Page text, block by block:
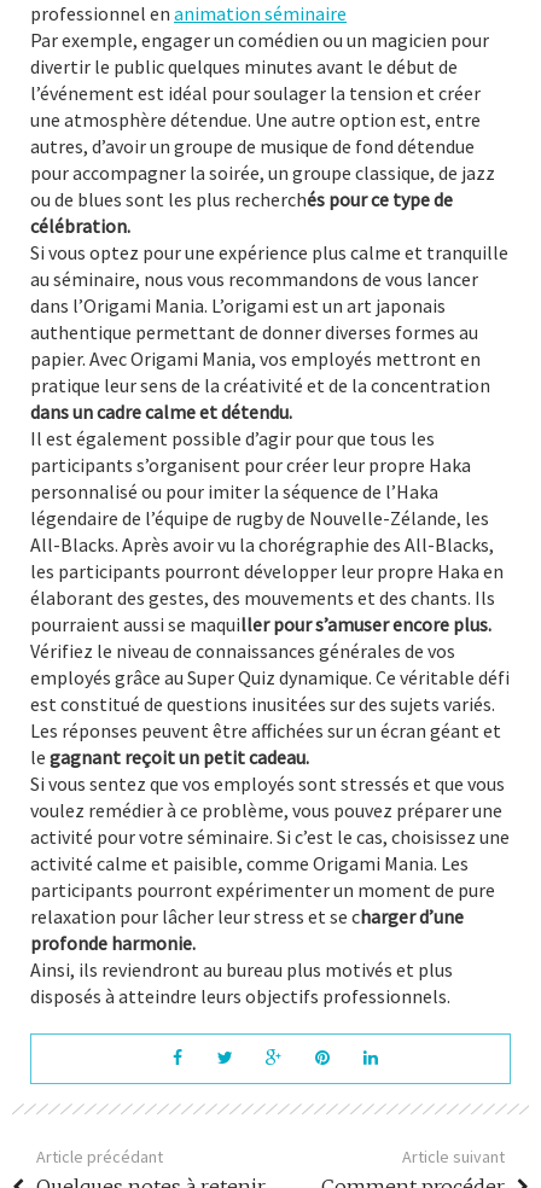
professionnel en animation séminaire
Par exemple, engager un comédien ou un magicien pour
divertir le public quelques minutes avant le début de
l’événement est idéal pour soulager la tension et créer
une atmosphère détendue. Une autre option est, entre
autres, d’avoir un groupe de musique de fond détendue
pour accompagner la soirée, un groupe classique, de jazz
ou de blues sont les plus recherchés pour ce type de
célébration.
Si vous optez pour une expérience plus calme et tranquille
au séminaire, nous vous recommandons de vous lancer
dans l’Origami Mania. L’origami est un art japonais
authentique permettant de donner diverses formes au
papier. Avec Origami Mania, vos employés mettront en
pratique leur sens de la créativité et de la concentration
dans un cadre calme et détendu.
Il est également possible d’agir pour que tous les
participants s’organisent pour créer leur propre Haka
personnalisé ou pour imiter la séquence de l’Haka
légendaire de l’équipe de rugby de Nouvelle-Zélande, les
All-Blacks. Après avoir vu la chorégraphie des All-Blacks,
les participants pourront développer leur propre Haka en
élaborant des gestes, des mouvements et des chants. Ils
pourraient aussi se maquiller pour s’amuser encore plus.
Vérifiez le niveau de connaissances générales de vos
employés grâce au Super Quiz dynamique. Ce véritable défi
est constitué de questions inusitées sur des sujets variés.
Les réponses peuvent être affichées sur un écran géant et
le gagnant reçoit un petit cadeau.
Si vous sentez que vos employés sont stressés et que vous
voulez remédier à ce problème, vous pouvez préparer une
activité pour votre séminaire. Si c’est le cas, choisissez une
activité calme et paisible, comme Origami Mania. Les
participants pourront expérimenter un moment de pure
relaxation pour lâcher leur stress et se charger d’une
profonde harmonie.
Ainsi, ils reviendront au bureau plus motivés et plus
disposés à atteindre leurs objectifs professionnels.
Article précédant Article suivant